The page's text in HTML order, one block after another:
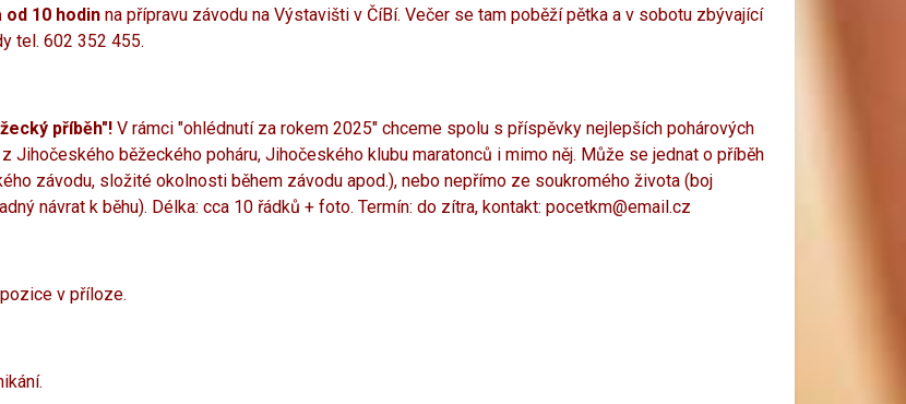
10 hodin na přípravu závodu na Výstavišti v ČíBí. Večer se tam poběží pětka a v sobotu zbývající
tel. 602 352 455.
příběh"! V rámci "ohlédnutí za rokem 2025" chceme spolu s příspěvky nejlepších pohárových
Jihočeského běžeckého poháru, Jihočeského klubu maratonců i mimo něj. Může se jednat o příběh
závodu, složité okolnosti během závodu apod.), nebo nepřímo ze soukromého života (boj
návrat k běhu). Délka: cca 10 řádků + foto. Termín: do zítra, kontakt: pocetkm@email.cz
v příloze.